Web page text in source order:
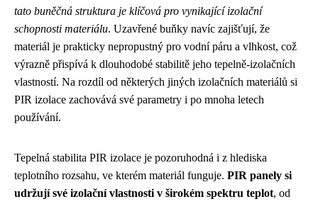
tato buněčná struktura je klíčová pro vynikající izolační
schopnosti materiálu. Uzavřené buňky navíc zajišťují, že
materiál je prakticky nepropustný pro vodní páru a vlhkost, což
výrazně přispívá k dlouhodobé stabilitě jeho tepelně-izolačních
vlastností. Na rozdíl od některých jiných izolačních materiálů si
PIR izolace zachovává své parametry i po mnoha letech
používání.
Tepelná stabilita PIR izolace je pozoruhodná i z hlediska
teplotního rozsahu, ve kterém materiál funguje. PIR panely si
udržují své izolační vlastnosti v širokém spektru teplot, od